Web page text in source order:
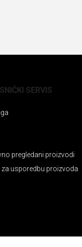
SERVIS
pregledani proizvodi
za usporedbu proizvoda